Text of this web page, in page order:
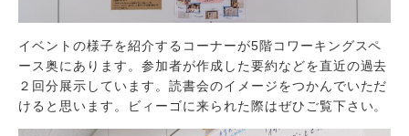
イベントの様子を紹介するコーナーが5階コワーキングスペ
ース奥にあります。参加者が作成した要約などを直近の過去
２回分展示しています。読書会のイメージをつかんでいただ
けると思います。ビィーゴに来られた際はぜひご覧下さい。